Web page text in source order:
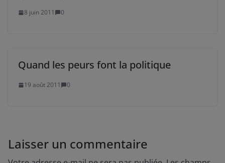
8 juin 2011 0
Quand les peurs font la politique
19 août 2011 0
Laisser un commentaire